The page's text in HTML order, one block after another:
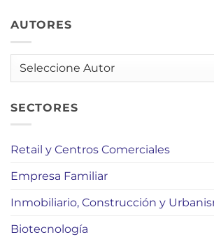
AUTORES
AUTORES
SECTORES
Retail y Centros Comerciales
Empresa Familiar
Inmobiliario, Construcción y
Biotecnología